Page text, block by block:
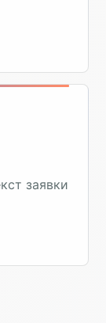
заявки